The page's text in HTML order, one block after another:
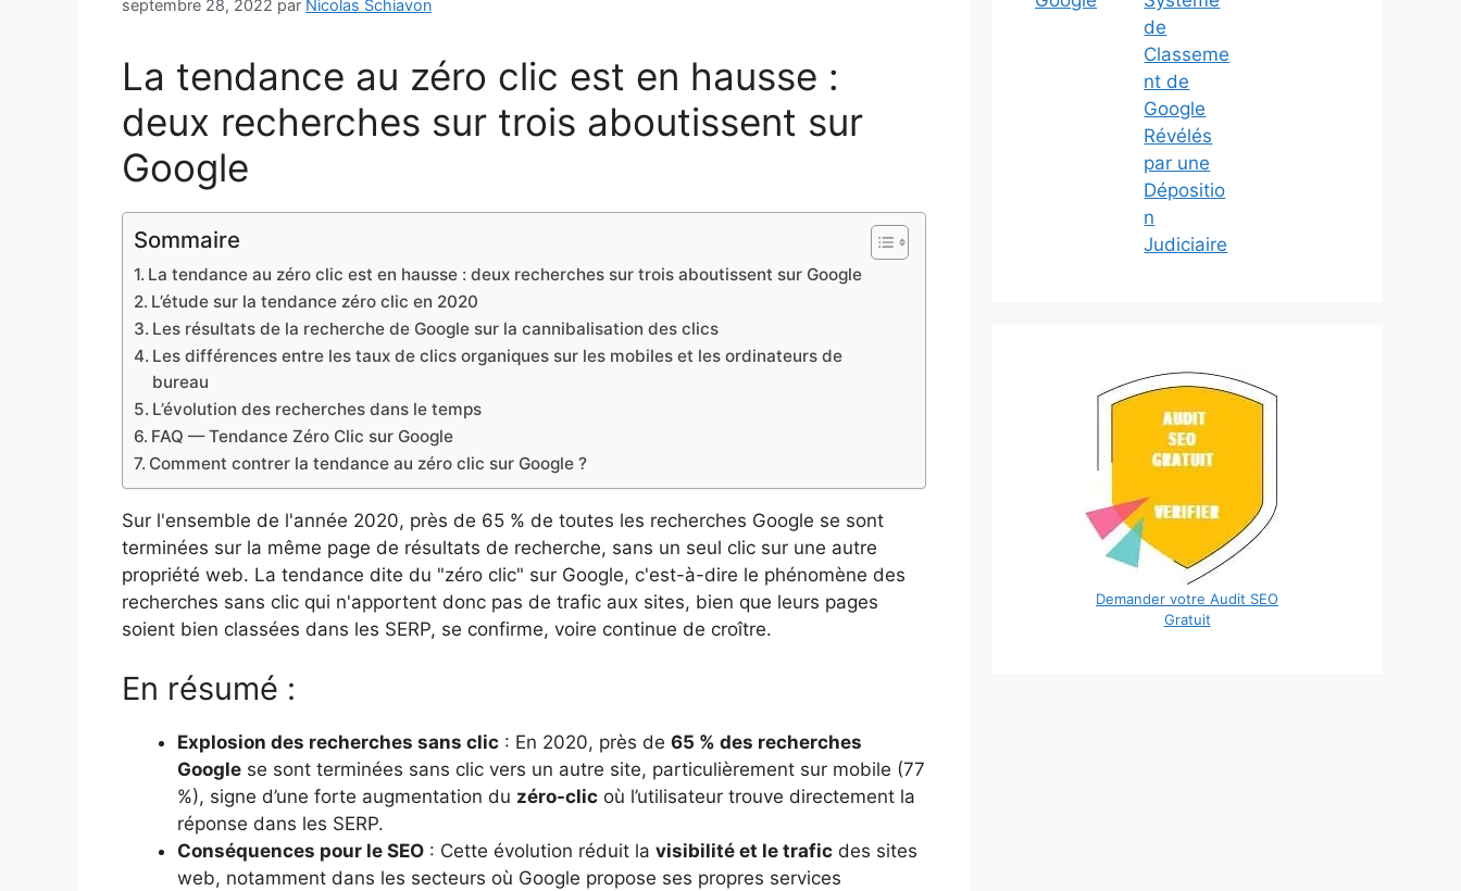
septembre 28, 2022 par Nicolas Schiavon
La tendance au zéro clic est en hausse :
deux recherches sur trois aboutissent sur
Google
Sommaire
La tendance au zéro clic est en hausse : deux recherches sur trois aboutissent sur Google
L’étude sur la tendance zéro clic en 2020
Les résultats de la recherche de Google sur la cannibalisation des clics
Les différences entre les taux de clics organiques sur les mobiles et les ordinateurs de
bureau
L’évolution des recherches dans le temps
FAQ — Tendance Zéro Clic sur Google
Comment contrer la tendance au zéro clic sur Google ?
Sur l'ensemble de l'année 2020, près de 65 % de toutes les recherches Google se sont
terminées sur la même page de résultats de recherche, sans un seul clic sur une autre
propriété web. La tendance dite du "zéro clic" sur Google, c'est-à-dire le phénomène des
recherches sans clic qui n'apportent donc pas de trafic aux sites, bien que leurs pages
soient bien classées dans les SERP, se confirme, voire continue de croître.
En résumé :
Explosion des recherches sans clic : En 2020, près de 65 % des recherches
Google se sont terminées sans clic vers un autre site, particulièrement sur mobile (77
%), signe d’une forte augmentation du zéro-clic où l’utilisateur trouve directement la
réponse dans les SERP.
Conséquences pour le SEO : Cette évolution réduit la visibilité et le trafic des sites
web, notamment dans les secteurs où Google propose ses propres services
de
Classeme
nt de
Google
Révélés
par une
Dépositio
n
Judiciaire
Demander votre Audit SEO
Gratuit